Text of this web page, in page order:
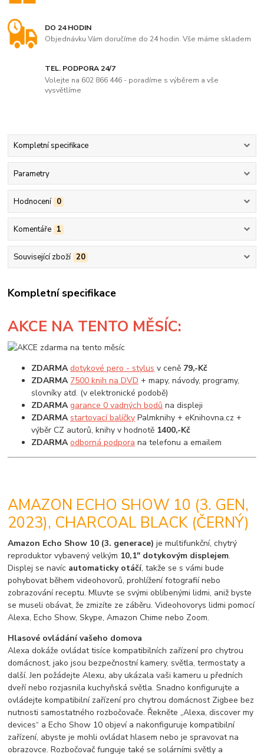
DO 24 HODIN
Objednávku Vám doručíme do 24 hodin. Vše máme skladem
TEL. PODPORA 24/7
Volejte na 602 866 446 - poradíme s výběrem a vše
vysvětlíme
Kompletní specifikace
Parametry
Hodnocení 0
Komentáře 1
Související zboží 20
Kompletní specifikace
AKCE NA TENTO MĚSÍC:
ZDARMAdotykové pero - stylus v ceně 79,-Kč
ZDARMA 7500 knih na DVD + mapy, návody, programy,
slovníky atd. (v elektronické podobě)
ZDARMA garance 0 vadných bodů na displeji
ZDARMA startovací balíčky Palmknihy + eKnihovna.cz +
výběr CZ autorů, knihy v hodnotě 1400,-Kč
ZDARMA odborná podpora na telefonu a emailem
AMAZON ECHO SHOW 10 (3. GEN,
2023), CHARCOAL BLACK (ČERNÝ)
Amazon Echo Show 10 (3. generace) je multifunkční, chytrý
reproduktor vybavený velkým 10,1" dotykovým displejem.
Displej se navíc automaticky otáčí, takže se s vámi bude
pohybovat během videohovorů, prohlížení fotografií nebo
zobrazování receptu. Mluvte se svými oblíbenými lidmi, aniž byste
se museli obávat, že zmizíte ze záběru. Videohovorys lidmi pomocí
Alexa, Echo Show, Skype, Amazon Chime nebo Zoom.
Hlasové ovládání vašeho domova
Alexa dokáže ovládat tisíce kompatibilních zařízení pro chytrou
domácnost, jako jsou bezpečnostní kamery, světla, termostaty a
další. Jen požádejte Alexu, aby ukázala vaši kameru u předních
dveří nebo rozjasnila kuchyňská světla. Snadno konfigurujte a
ovládejte kompatibilní zařízení pro chytrou domácnost Zigbee bez
nutnosti samostatného rozbočovače. Řekněte „Alexa, discover my
devices“ a Echo Show 10 objeví a nakonfiguruje kompatibilní
zařízení, abyste je mohli ovládat hlasem nebo je spravovat na
obrazovce. Rozbočovač funguje také se solárními světly a